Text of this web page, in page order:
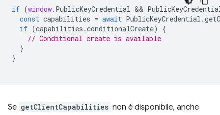
if (window. PublicKeyCredential &&
const capabilities = await PublicKeyCredential .
if (capabilities .conditionalCreate)
{
// Conditional create is available
}
}
Se getClientCapabilities non è disponibile, anche